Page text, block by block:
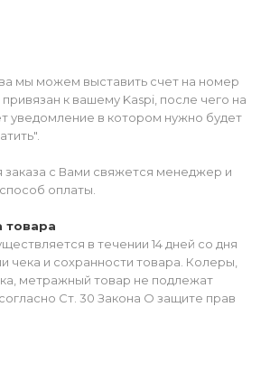
мы можем выставить счет на номер
к вашему Kaspi, после чего на
уведомление в котором нужно будет
с Вами свяжется менеджер и
оплаты.
товара
в течении 14 дней со дня
чека и сохранности товара. Колеры,
метражный товар не подлежат
Ст. 30 Закона О защите прав